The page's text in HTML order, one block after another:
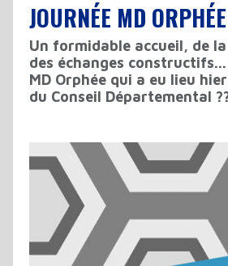
JOURNÉE MD
Un formidable accueil, de
des échanges
MD Orphée qui a eu lieu
du Conseil Départemental